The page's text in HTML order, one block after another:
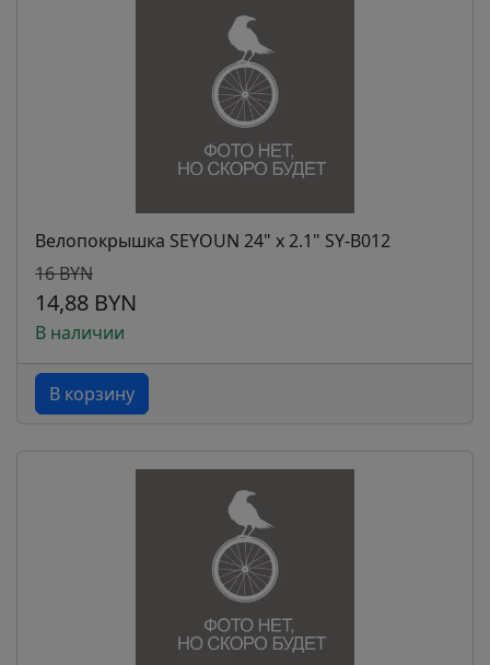
Велопокрышка SEYOUN 24" x 2.1" SY-B012
16 BYN
14,88 BYN
В наличии
В корзину